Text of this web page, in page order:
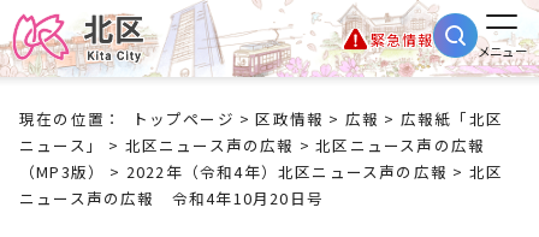
緊急情報
メニュー
現在の位置： トップページ >区政情報 > 広報 > 広報紙「北区
ニュース」
> 北区ニュース声の広報 >北区ニュース声の広報
（MP3版）
> 2022年（令和4年）北区ニュース声の広報 > 北区
ニュース声の広報 令和4年10月20日号